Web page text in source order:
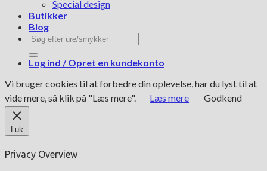
Special design
Butikker
Blog
Søg
efter:
Log ind / Opret en kundekonto
Vi bruger cookies til at forbedre din oplevelse, har du lyst til at
vide mere, så klik på "Læs mere".
Læs mere Godkend
Luk
Privacy Overview